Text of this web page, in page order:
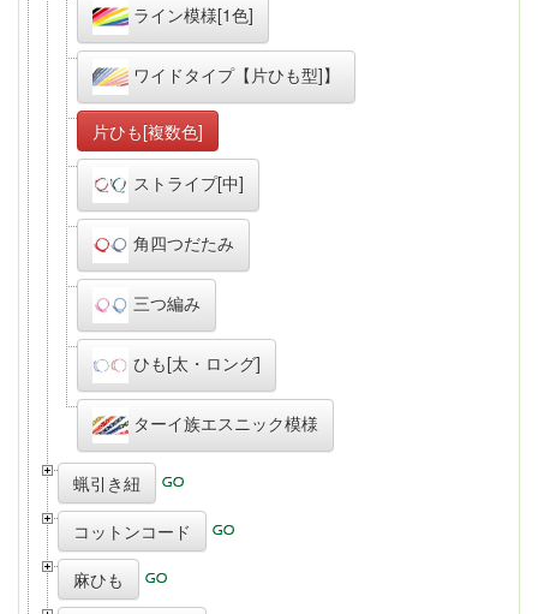
ライン模様[1色]
ワイドタイプ【片ひも型]】
片ひも[複数色]
ストライプ[中]
角四つだたみ
三つ編み
ひも[太・ロング]
ターイ族エスニック模様
蝋引き紐
コットンコード
麻ひも